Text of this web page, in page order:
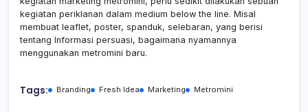
kegiatan periklanan dalam medium below the line. Misal
membuat leaflet, poster, spanduk, selebaran, yang berisi
tentang Informasi persuasi, bagaimana nyamannya
menggunakan metromini baru.
Tags: Branding Fresh Idea Marketing Metromini